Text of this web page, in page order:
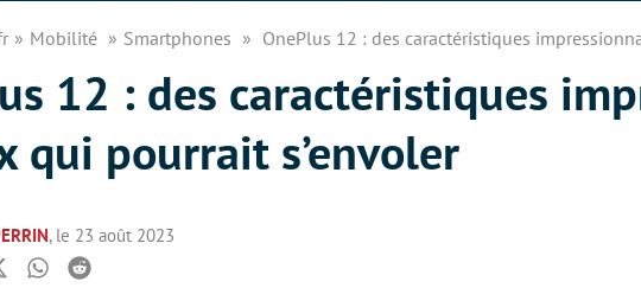
Mobilité Smartphones OnePlus 12 : des caractéristiques
12 : des caractéristiques
qui pourrait s’envoler
, le 23 août 2023
Whatsapp
Reddit